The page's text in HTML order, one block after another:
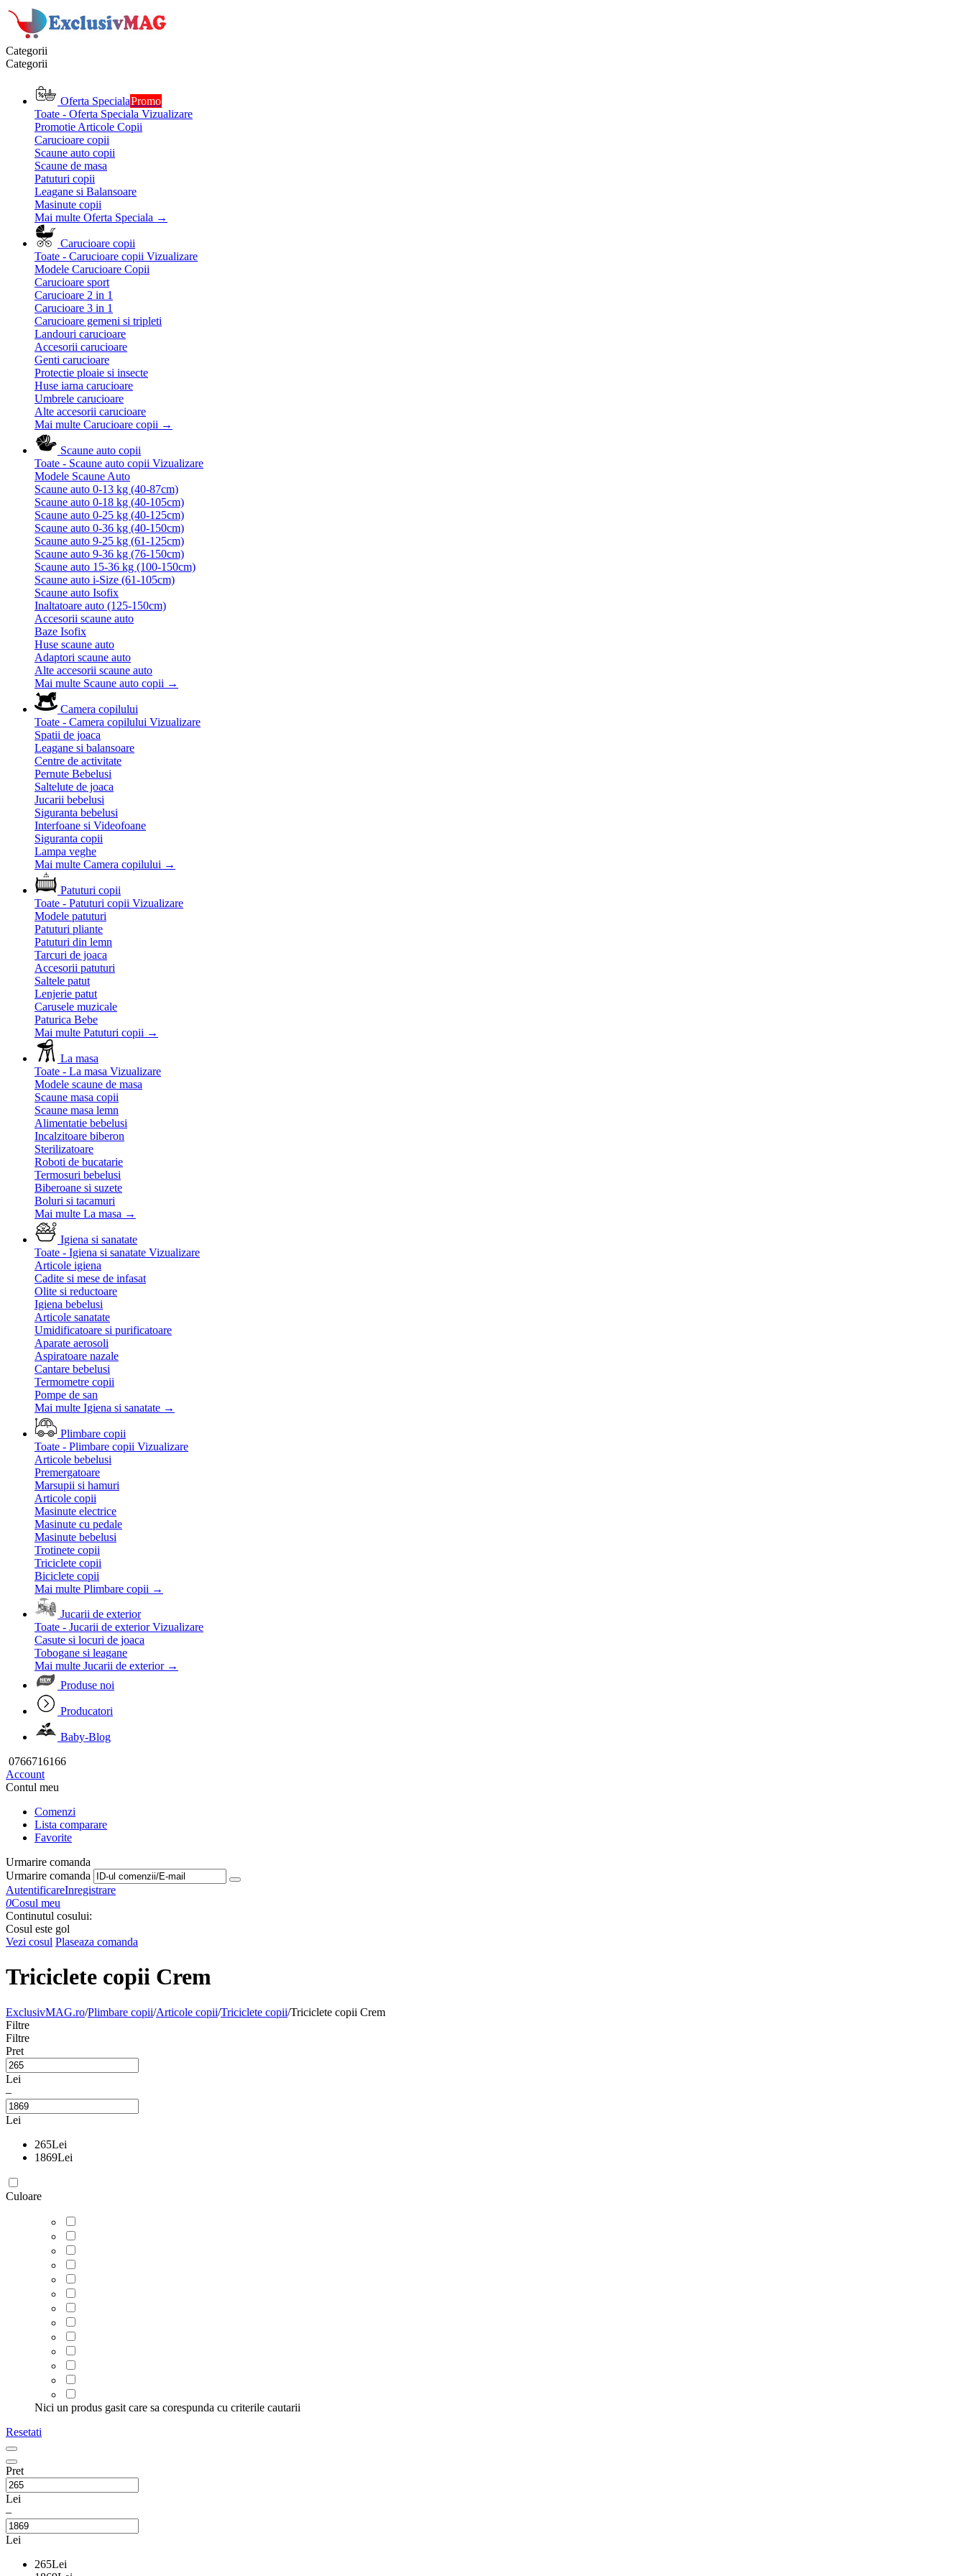
Categorii
Categorii
Oferta SpecialaPromo
Toate - Oferta Speciala Vizualizare
Promotie Articole Copii
Carucioare copii
Scaune auto copii
Scaune de masa
Patuturi copii
Leagane si Balansoare
Masinute copii
Mai multe Oferta Speciala →
Carucioare copii
Toate - Carucioare copii Vizualizare
Modele Carucioare Copii
Carucioare sport
Carucioare 2 in 1
Carucioare 3 in 1
Carucioare gemeni si tripleti
Landouri carucioare
Accesorii carucioare
Genti carucioare
Protectie ploaie si insecte
Huse iarna carucioare
Umbrele carucioare
Alte accesorii carucioare
Mai multe Carucioare copii →
Scaune auto copii
Toate - Scaune auto copii Vizualizare
Modele Scaune Auto
Scaune auto 0-13 kg (40-87cm)
Scaune auto 0-18 kg (40-105cm)
Scaune auto 0-25 kg (40-125cm)
Scaune auto 0-36 kg (40-150cm)
Scaune auto 9-25 kg (61-125cm)
Scaune auto 9-36 kg (76-150cm)
Scaune auto 15-36 kg (100-150cm)
Scaune auto i-Size (61-105cm)
Scaune auto Isofix
Inaltatoare auto (125-150cm)
Accesorii scaune auto
Baze Isofix
Huse scaune auto
Adaptori scaune auto
Alte accesorii scaune auto
Mai multe Scaune auto copii →
Camera copilului
Toate - Camera copilului Vizualizare
Spatii de joaca
Leagane si balansoare
Centre de activitate
Pernute Bebelusi
Saltelute de joaca
Jucarii bebelusi
Siguranta bebelusi
Interfoane si Videofoane
Siguranta copii
Lampa veghe
Mai multe Camera copilului →
Patuturi copii
Toate - Patuturi copii Vizualizare
Modele patuturi
Patuturi pliante
Patuturi din lemn
Tarcuri de joaca
Accesorii patuturi
Saltele patut
Lenjerie patut
Carusele muzicale
Paturica Bebe
Mai multe Patuturi copii →
La masa
Toate - La masa Vizualizare
Modele scaune de masa
Scaune masa copii
Scaune masa lemn
Alimentatie bebelusi
Incalzitoare biberon
Sterilizatoare
Roboti de bucatarie
Termosuri bebelusi
Biberoane si suzete
Boluri si tacamuri
Mai multe La masa →
Igiena si sanatate
Toate - Igiena si sanatate Vizualizare
Articole igiena
Cadite si mese de infasat
Olite si reductoare
Igiena bebelusi
Articole sanatate
Umidificatoare si purificatoare
Aparate aerosoli
Aspiratoare nazale
Cantare bebelusi
Termometre copii
Pompe de san
Mai multe Igiena si sanatate →
Plimbare copii
Toate - Plimbare copii Vizualizare
Articole bebelusi
Premergatoare
Marsupii si hamuri
Articole copii
Masinute electrice
Masinute cu pedale
Masinute bebelusi
Trotinete copii
Triciclete copii
Biciclete copii
Mai multe Plimbare copii →
Jucarii de exterior
Toate - Jucarii de exterior Vizualizare
Casute si locuri de joaca
Tobogane si leagane
Mai multe Jucarii de exterior →
Produse noi
Producatori
Baby-Blog
0766716166
Account
Contul meu
Comenzi
Lista comparare
Favorite
Urmarire comanda
Urmarire comanda
AutentificareInregistrare
0Cosul meu
Continutul cosului:
Cosul este gol
Vezi cosul Plaseaza comanda
Triciclete copii Crem
ExclusivMAG.ro/Plimbare copii/Articole copii/Triciclete copii/Triciclete copii Crem
Filtre
Filtre
Pret
Lei
–
Lei
265Lei
1869Lei
Culoare
Nici un produs gasit care sa corespunda cu criterile cautarii
Resetati
Pret
Lei
–
Lei
265Lei